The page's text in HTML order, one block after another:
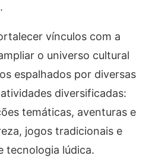
vínculos com a
o universo cultural
espalhados por diversas
diversificadas:
temáticas, aventuras e
jogos tradicionais e
tecnologia lúdica.